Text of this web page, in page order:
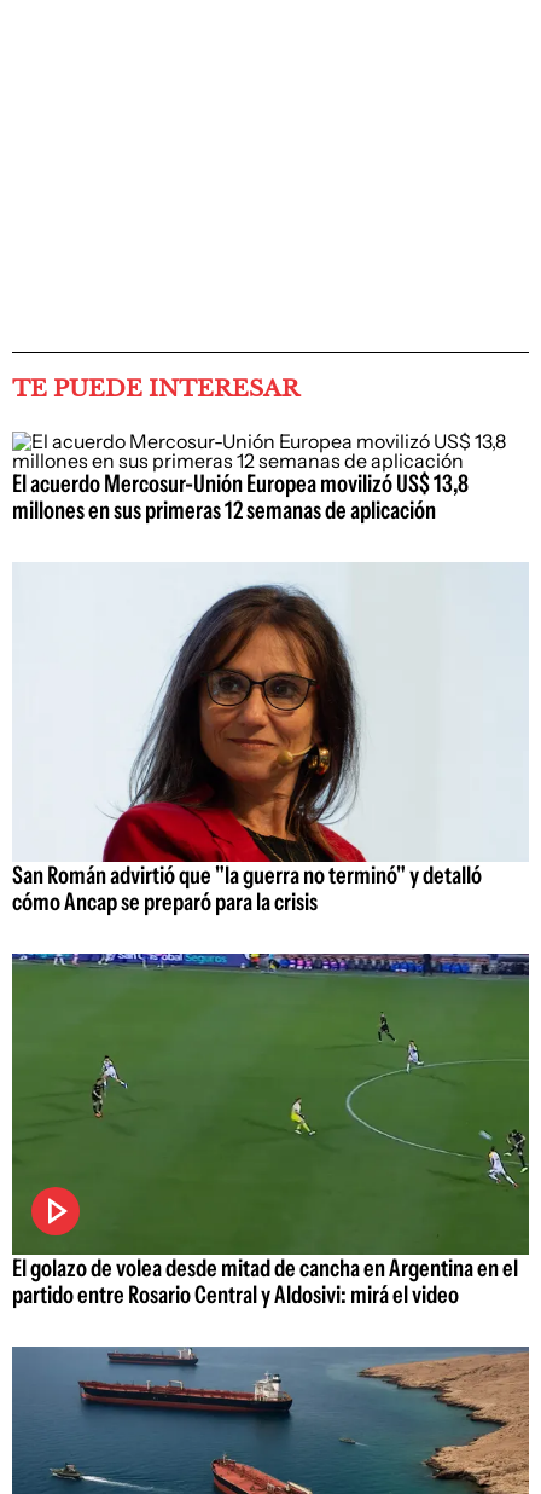
TE PUEDE INTERESAR
El acuerdo Mercosur-Unión Europea movilizó US$ 13,8
millones en sus primeras 12 semanas de aplicación
San Román advirtió que "la guerra no terminó" y detalló
cómo Ancap se preparó para la crisis
El golazo de volea desde mitad de cancha en Argentina en el
partido entre Rosario Central y Aldosivi: mirá el video